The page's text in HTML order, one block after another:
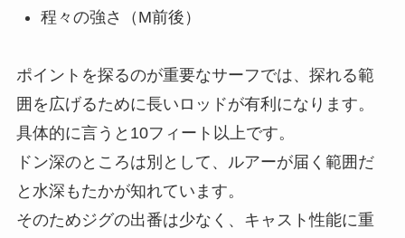
程々の強さ（M前後）
ポイントを探るのが重要なサーフでは、探れる範
囲を広げるために長いロッドが有利になります。
具体的に言うと10フィート以上です。
ドン深のところは別として、ルアーが届く範囲だ
と水深もたかが知れています。
そのためジグの出番は少なく、キャスト性能に重